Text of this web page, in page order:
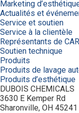
Marketing
Actualités et
Service et soutien
Service à la clientèle
Représentants de
Soutien technique
Produits
Produits de lavage
Produits d’esthétique
DUBOIS CHEMICALS
3630 E Kemper Rd
Sharonville, OH 45241